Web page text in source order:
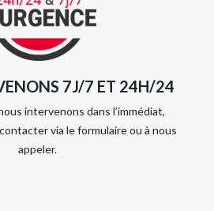
7J/7 ET 24H/24
intervenons dans l’immédiat,
via le formulaire ou à nous
appeler.